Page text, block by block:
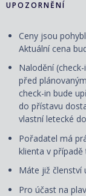
UPOZORNĚNÍ
Ceny jsou
Aktuální cena
Nalodění
před
check-in bude
do přístavu
vlastní letecké
Pořadatel má
klienta v případě
Máte již členství
Pro účast na